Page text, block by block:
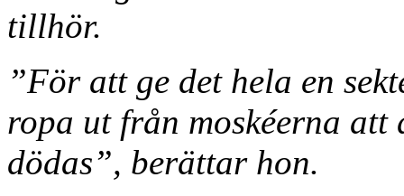
tillhör.
”För att ge det hela en
ropa ut från moskéerna
dödas”, berättar hon.